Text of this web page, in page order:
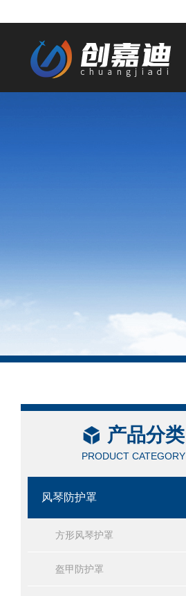
产品分类
PRODUCT CATEGORY
风琴防护罩
方形风琴护罩
盔甲防护罩